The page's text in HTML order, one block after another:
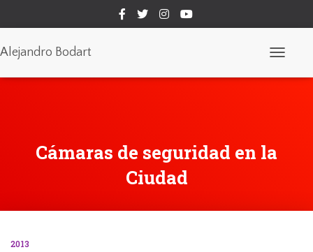
Alejandro Bodart
Cámaras de seguridad en la
Ciudad
2013